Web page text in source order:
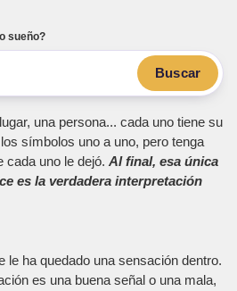
sueño?
Buscar
una persona... cada uno tiene su
símbolos uno a uno, pero tenga
cada uno le dejó. Al final, esa única
es la verdadera interpretación
le ha quedado una sensación dentro.
es una buena señal o una mala,